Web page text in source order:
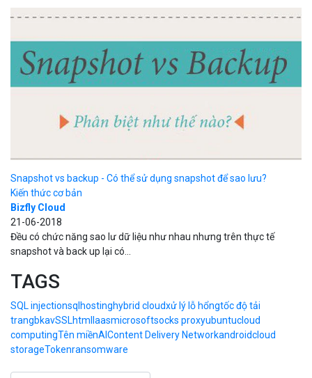
Snapshot vs backup - Có thể sử dụng snapshot để sao lưu?
Kiến thức cơ bản
Bizfly Cloud
21-06-2018
Đều có chức năng sao lư dữ liệu như nhau nhưng trên thực tế
snapshot và back up lại có...
TAGS
SQL injectionsql hostinghybrid cloudxử lý lỗ hổngtốc độ tải
trangbkavSSLhtml Iaasmicrosoftsocks proxyubuntucloud
computingTên miềnAIContent Delivery Networkandroidcloud
storageTokenransomware